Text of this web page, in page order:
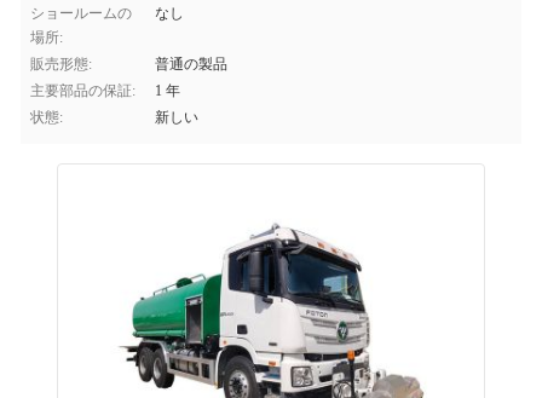
ショールームの
場所:
なし
販売形態:
普通の製品
主要部品の保証:
1 年
状態:
新しい